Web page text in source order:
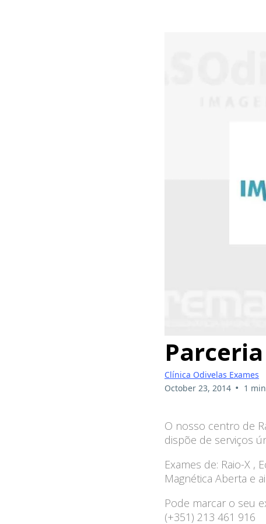
Clínica Odivelas Exames
October 23, 2014 • 1
O nosso centro de
dispõe de serviços
Exames de: Raio-X ,
Magnética Aberta e
Pode marcar o seu
(+351) 213 461 916